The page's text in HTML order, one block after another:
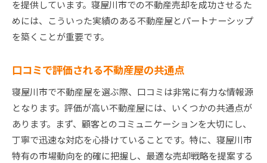
を提供しています。寝屋川市での不動産売却を成功させるた
めには、こういった実績のある不動産屋とパートナーシップ
を築くことが重要です。
口コミで評価される不動産屋の共通点
寝屋川市で不動産屋を選ぶ際、口コミは非常に有力な情報源
となります。評価が高い不動産屋には、いくつかの共通点が
あります。まず、顧客とのコミュニケーションを大切にし、
丁寧で迅速な対応を心掛けていることです。特に、寝屋川市
特有の市場動向を的確に把握し、最適な売却戦略を提案する